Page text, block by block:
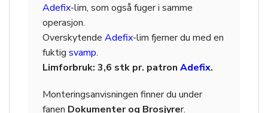
Adefix-lim, som også fuger i samme
operasjon.
Overskytende Adefix-lim fjerner du med en
fuktig svamp.
Limforbruk: 3,6 stk pr. patron Adefix.
Monteringsanvisningen finner du under
fanen Dokumenter og Brosjyrer.